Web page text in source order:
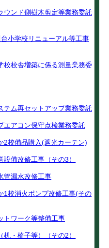
ウンド側樹木剪定等業務委託
小学校リニューアル等工事
校校舎増築に係る測量業務委
テム再セットアップ業務委託
エアコン保守点検業務委託
2校備品購入(遮光カーテン)
備改修工事（その3）
管漏水改修工事
1校消火ポンプ改修工事(その
トワーク等整備工事
・椅子等）（その2）